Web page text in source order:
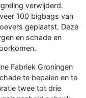
verwijderd.
100 bigbags van
geplaatst. Deze
en schade en
Fabriek Groningen
te bepalen en te
twee tot drie